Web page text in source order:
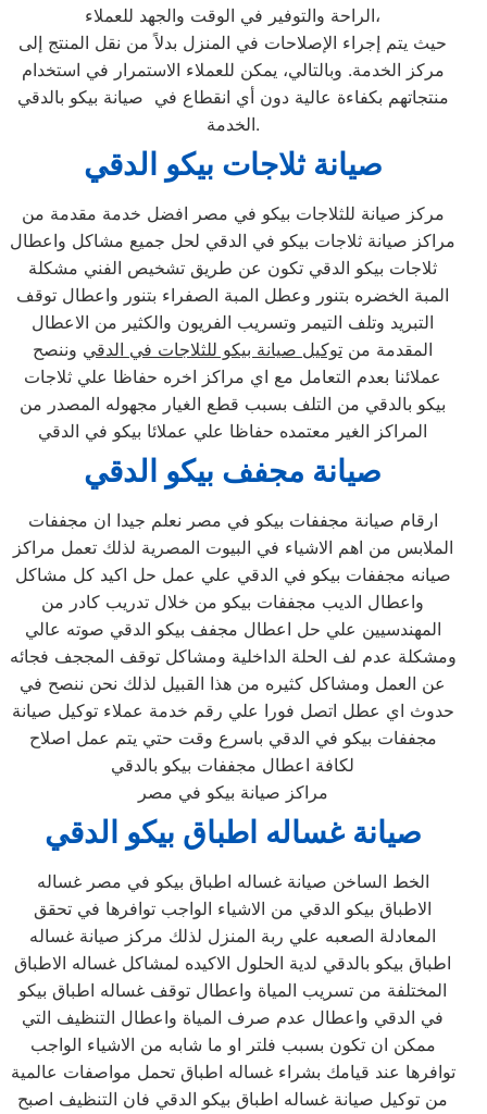
الراحة والتوفير في الوقت والجهد للعملاء،
حيث يتم إجراء الإصلاحات في المنزل بدلاً من نقل المنتج إلى
مركز الخدمة. وبالتالي، يمكن للعملاء الاستمرار في استخدام
منتجاتهم بكفاءة عالية دون أي انقطاع في صيانة بيكو بالدقي
الخدمة.
صيانة ثلاجات بيكو الدقي
مركز صيانة للثلاجات بيكو في مصر افضل خدمة مقدمة من
مراكز صيانة ثلاجات بيكو في الدقي لحل جميع مشاكل واعطال
ثلاجات بيكو الدقي تكون عن طريق تشخيص الفني مشكلة
المبة الخضره بتنور وعطل المبة الصفراء بتنور واعطال توقف
التبريد وتلف التيمر وتسريب الفريون والكثير من الاعطال
المقدمة من توكيل صيانة بيكو للثلاجات في الدقي وننصح
عملائنا بعدم التعامل مع اي مراكز اخره حفاظا علي ثلاجات
بيكو بالدقي من التلف بسبب قطع الغيار مجهوله المصدر من
المراكز الغير معتمده حفاظا علي عملائا بيكو في الدقي
صيانة مجفف بيكو الدقي
ارقام صيانة مجففات بيكو في مصر نعلم جيدا ان مجففات
الملابس من اهم الاشياء في البيوت المصرية لذلك تعمل مراكز
صيانه مجففات بيكو في الدقي علي عمل حل اكيد كل مشاكل
واعطال الديب مجففات بيكو من خلال تدريب كادر من
المهندسيين علي حل اعطال مجفف بيكو الدقي صوته عالي
ومشكلة عدم لف الحلة الداخلية ومشاكل توقف المججف فجائه
عن العمل ومشاكل كثيره من هذا القبيل لذلك نحن ننصح في
حدوث اي عطل اتصل فورا علي رقم خدمة عملاء توكيل صيانة
مجففات بيكو في الدقي باسرع وقت حتي يتم عمل اصلاح
لكافة اعطال مجففات بيكو بالدقي
مراكز صيانة بيكو في مصر
صيانة غساله اطباق بيكو الدقي
الخط الساخن صيانة غساله اطباق بيكو في مصر غساله
الاطباق بيكو الدقي من الاشياء الواجب توافرها في تحقق
المعادلة الصعبه علي ربة المنزل لذلك مركز صيانة غساله
اطباق بيكو بالدقي لدية الحلول الاكيده لمشاكل غساله الاطباق
المختلفة من تسريب المياة واعطال توقف غساله اطباق بيكو
في الدقي واعطال عدم صرف المياة واعطال التنظيف التي
ممكن ان تكون بسبب فلتر او ما شابه من الاشياء الواجب
توافرها عند قيامك بشراء غساله اطباق تحمل مواصفات عالمية
من توكيل صيانة غساله اطباق بيكو الدقي فان التنظيف اصبح